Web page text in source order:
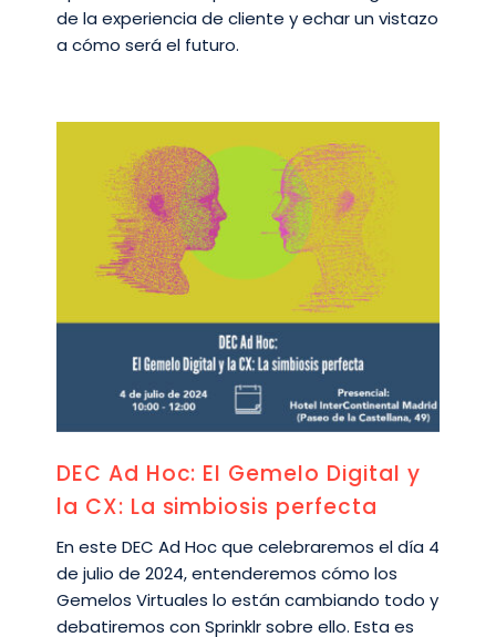
de la experiencia de cliente y echar un vistazo
a cómo será el futuro.
DEC Ad Hoc: El Gemelo Digital y
la CX: La simbiosis perfecta
En este DEC Ad Hoc que celebraremos el día 4
de julio de 2024, entenderemos cómo los
Gemelos Virtuales lo están cambiando todo y
debatiremos con Sprinklr sobre ello. Esta es